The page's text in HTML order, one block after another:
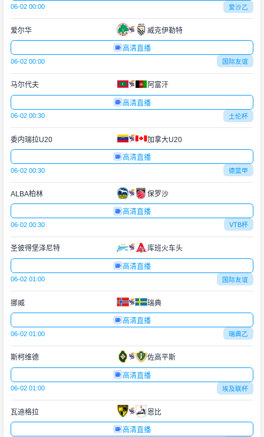
06-02 00:00 爱沙乙
爱尔华 威克伊勒特
高清直播
06-02 00:00 国际友谊
马尔代夫 阿富汗
高清直播
06-02 00:30 土伦杯
委内瑞拉U20 加拿大U20
高清直播
06-02 00:30 德篮甲
ALBA柏林 保罗沙
高清直播
06-02 00:30 VTB杯
圣彼得堡泽尼特 库班火车头
高清直播
06-02 01:00 国际友谊
挪威 瑞典
高清直播
06-02 01:00 瑞典乙
斯柯维德 佐高平斯
高清直播
06-02 01:00 埃及联杯
瓦迪格拉 恩比
高清直播